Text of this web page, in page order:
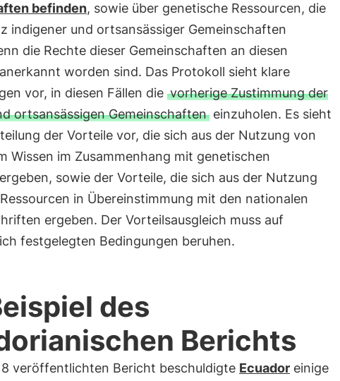
befinden, sowie über genetische Ressourcen, die
indigener und ortsansässiger Gemeinschaften
die Rechte dieser Gemeinschaften an diesen
worden sind. Das Protokoll sieht klare
vor, in diesen Fällen die vorherige Zustimmung der
ortsansässigen Gemeinschafteneinzuholen. Es sieht
der Vorteile vor, die sich aus der Nutzung von
Wissen im Zusammenhang mit genetischen
sowie der Vorteile, die sich aus der Nutzung
in Übereinstimmung mit den nationalen
ergeben. Der Vorteilsausgleich muss auf
festgelegten Bedingungen beruhen.
des
Berichts
veröffentlichten Bericht beschuldigte Ecuadoreinige